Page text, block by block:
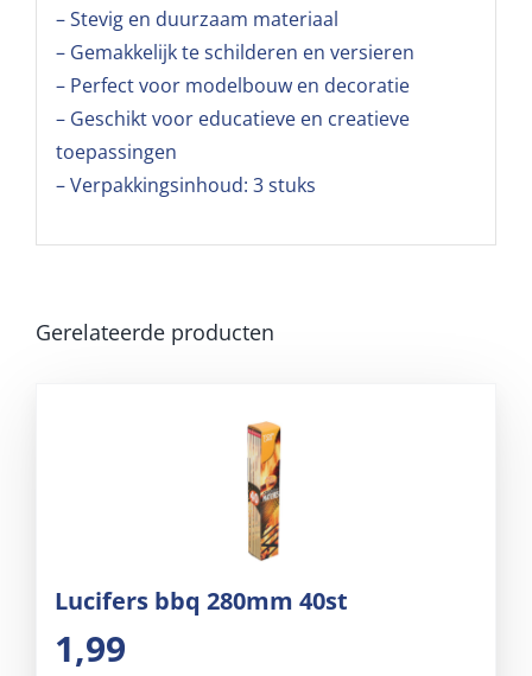
– Stevig en duurzaam materiaal
– Gemakkelijk te schilderen en versieren
– Perfect voor modelbouw en decoratie
– Geschikt voor educatieve en creatieve
toepassingen
– Verpakkingsinhoud: 3 stuks
Gerelateerde producten
Lucifers bbq 280mm 40st
1,99